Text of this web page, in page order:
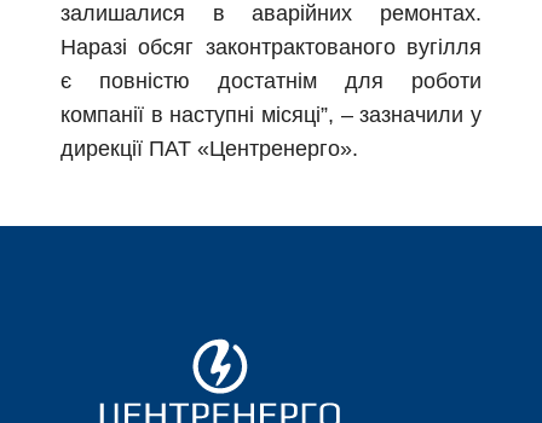
залишалися в аварійних ремонтах.
Наразі обсяг законтрактованого вугілля
є повністю достатнім для роботи
компанії в наступні місяці”, – зазначили у
дирекції ПАТ «Центренерго».